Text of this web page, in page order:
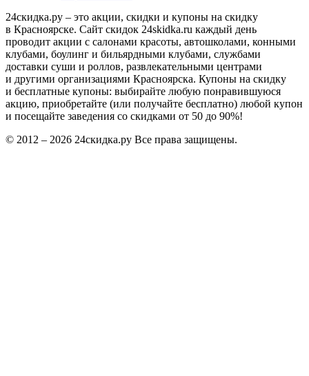
24скидка.ру – это акции, скидки и купоны на скидку
в Красноярске. Сайт скидок 24skidka.ru каждый день
проводит акции с салонами красоты, автошколами, конными
клубами, боулинг и бильярдными клубами, службами
доставки суши и роллов, развлекательными центрами
и другими организациями Красноярска. Купоны на скидку
и бесплатные купоны: выбирайте любую понравившуюся
акцию, приобретайте (или получайте бесплатно) любой купон
и посещайте заведения со скидками от 50 до 90%!
© 2012 – 2026 24скидка.ру Все права защищены.